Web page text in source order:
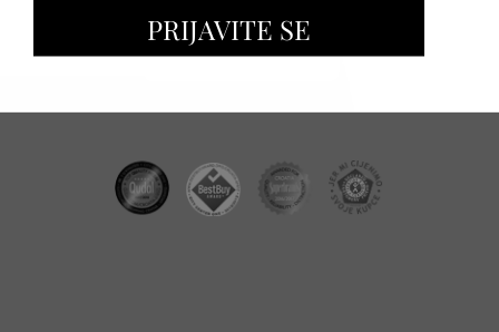
ZAKUP PROSTORA
OGLAŠAVANJE I PROMOCIJE
PRIJAVITE SE